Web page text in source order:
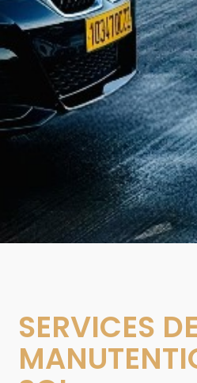
SERVICES DE